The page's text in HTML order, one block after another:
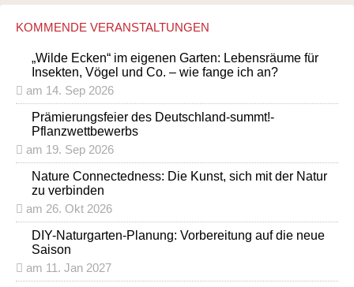
KOMMENDE VERANSTALTUNGEN
„Wilde Ecken“ im eigenen Garten: Lebensräume für
Insekten, Vögel und Co. – wie fange ich an?
am 14. Sep 2026
Prämierungsfeier des Deutschland-summt!-
Pflanzwettbewerbs
am 19. Sep 2026
Nature Connectedness: Die Kunst, sich mit der Natur
zu verbinden
am 26. Okt 2026
DIY-Naturgarten-Planung: Vorbereitung auf die neue
Saison
am 11. Jan 2027